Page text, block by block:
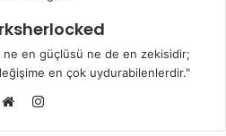
ne en güçlüsü ne de en zekisidir;
en çok uydurabilenlerdir."
Instagram